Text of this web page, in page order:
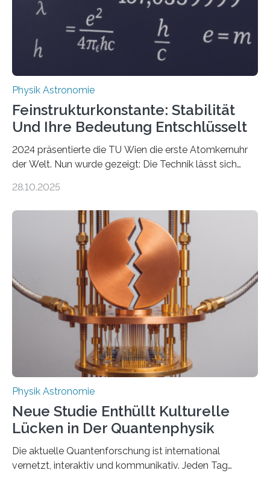
Physik Astronomie
Feinstrukturkonstante: Stabilität
Und Ihre Bedeutung Entschlüsselt
2024 präsentierte die TU Wien die erste Atomkernuhr
der Welt. Nun wurde gezeigt: Die Technik lässt sich
fundamentalen Physik nachzugehen. Thorium-
Messungen verwenden. Das hatte man jahrzehntelang
vermutet, weltweit war nach den passenden
Atomkern-Zuständen gesucht worden, 2024 gelang
einem Team der TU Wien mit Unterstützung
internationaler Partner der entscheidende Durchbruch:
Der lange diskutierte Thorium-Kernübergang wurde
gefunden. Kurz darauf konnte man zeigen, dass sich
Thorium tatsächlich nutzen lässt, um hochpräzise…
28.10.2025
Physik Astronomie
Neue Studie Enthüllt Kulturelle
Lücken in Der Quantenphysik
Die aktuelle Quantenforschung ist international
vernetzt, interaktiv und kommunikativ. Jeden Tag